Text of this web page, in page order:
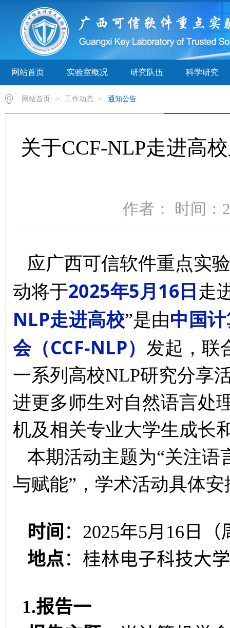
网站首页 实验室概况 研究队伍 科学研究
网站首页 > 工作动态 > 通知公告
关于CCF-NLP走进高
作者： 时间：
应广西可信软件重点实
动将于2025年5月16日走
NLP走进高校”是由中国
会（CCF-NLP） 发起，联
一系列高校NLP研究分享
进更多师生对自然语言处
机及相关专业大学生成长
本期活动主题为“关注语
与赋能”，学术活动具体
时间 ： 2025年5月 16 日（
地点：桂林电子科技大
1.报告一